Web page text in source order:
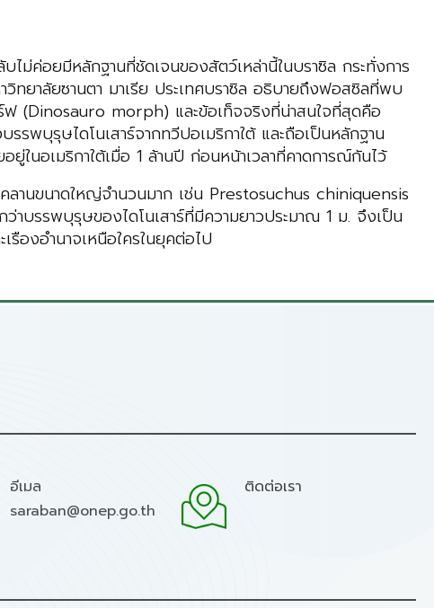
ม่ค่อยมีหลักฐานที่ชัดเจนของสัตว์เหล่านี้ในบราซิล กระทั่งการ
ทยาลัยซานตา มาเรีย ประเทศบราซิล อธิบายถึงฟอสซิลที่พบ
ฟ (Dinosauro morph) และข้อเท็จจริงที่น่าสนใจที่สุดคือ
บุรุษไดโนเสาร์จากทวีปอเมริกาใต้ และถือเป็นหลักฐาน
ในอเมริกาใต้เมื่อ 1 ล้านปี ก่อนหน้าเวลาที่คาดการณ์กันไว้
ลานขนาดใหญ่จำนวนมาก เช่น Prestosuchus chiniquensis
บรรพบุรุษของไดโนเสาร์ที่มีความยาวประมาณ 1 ม. จึงเป็น
องอำนาจเหนือใครในยุคต่อไป
อีเมล
saraban@onep.go.th
ติดต่อเรา